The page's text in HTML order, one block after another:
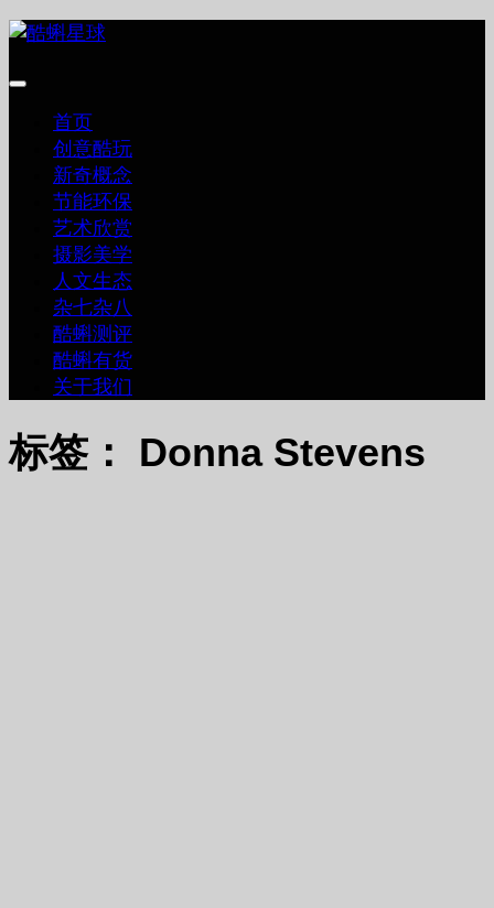
跳
内
首页
创意酷玩
新奇概念
节能环保
艺术欣赏
摄影美学
人文生态
杂七杂八
酷蝌测评
酷蝌有货
关于我们
标签： Donna Stevens